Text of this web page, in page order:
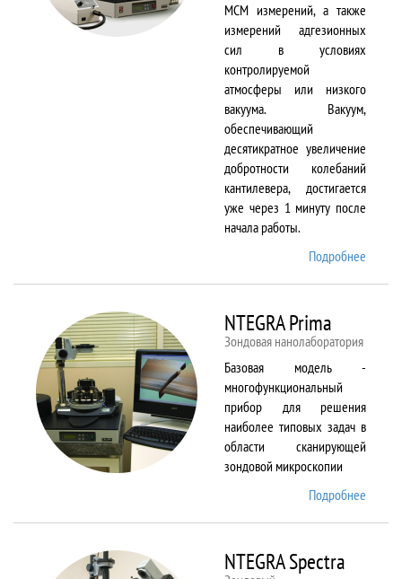
МСМ измерений, а также
измерений адгезионных
сил в условиях
контролируемой
атмосферы или низкого
вакуума. Вакуум,
обеспечивающий
десятикратное увеличение
добротности колебаний
кантилевера, достигается
уже через 1 минуту после
начала работы.
Подробнее
NTEGRA Prima
Зондовая нанолаборатория
Базовая модель -
многофункциональный
прибор для решения
наиболее типовых задач в
области сканирующей
зондовой микроскопии
Подробнее
NTEGRA Spectra